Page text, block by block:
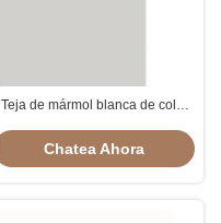
Teja de mármol blanca de color
del comedor - resistente
Chatea Ahora